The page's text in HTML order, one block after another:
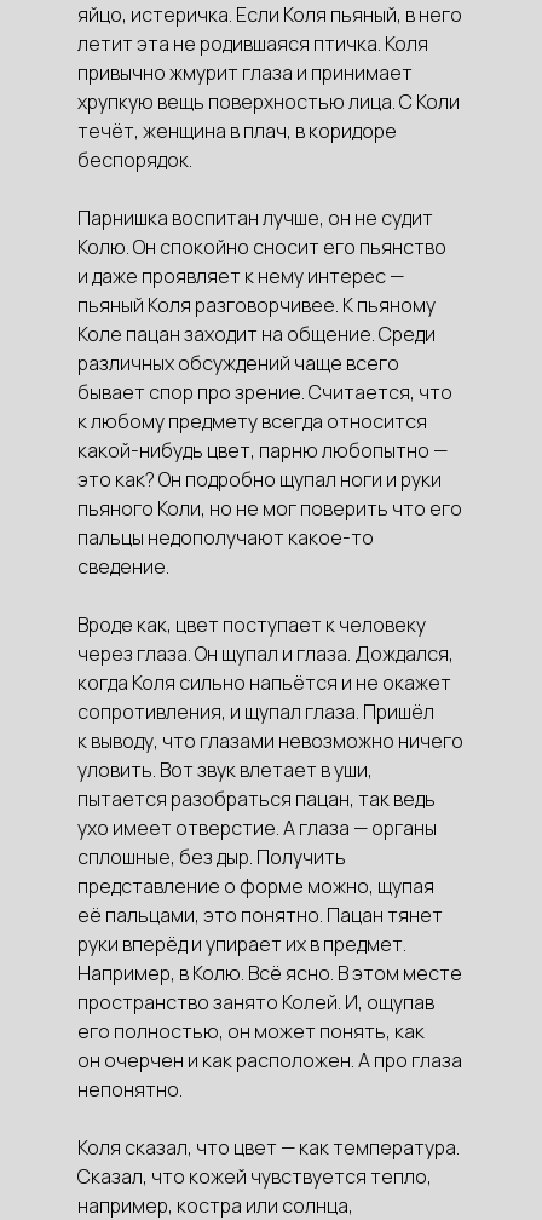
яйцо, истеричка. Если Коля пьяный, в него
летит эта не родившаяся птичка. Коля
привычно жмурит глаза и принимает
хрупкую вещь поверхностью лица. С Коли
течёт, женщина в плач, в коридоре
беспорядок.
Парнишка воспитан лучше, он не судит
Колю. Он спокойно сносит его пьянство
и даже проявляет к нему интерес —
пьяный Коля разговорчивее. К пьяному
Коле пацан заходит на общение. Среди
различных обсуждений чаще всего
бывает спор про зрение. Считается, что
к любому предмету всегда относится
какой-нибудь цвет, парню любопытно —
это как? Он подробно щупал ноги и руки
пьяного Коли, но не мог поверить что его
пальцы недополучают какое-то
сведение.
Вроде как, цвет поступает к человеку
через глаза. Он щупал и глаза. Дождался,
когда Коля сильно напьётся и не окажет
сопротивления, и щупал глаза. Пришёл
к выводу, что глазами невозможно ничего
уловить. Вот звук влетает в уши,
пытается разобраться пацан, так ведь
ухо имеет отверстие. А глаза — органы
сплошные, без дыр. Получить
представление о форме можно, щупая
её пальцами, это понятно. Пацан тянет
руки вперёд и упирает их в предмет.
Например, в Колю. Всё ясно. В этом месте
пространство занято Колей. И, ощупав
его полностью, он может понять, как
он очерчен и как расположен. А про глаза
непонятно.
Коля сказал, что цвет — как температура.
Сказал, что кожей чувствуется тепло,
например, костра или солнца,